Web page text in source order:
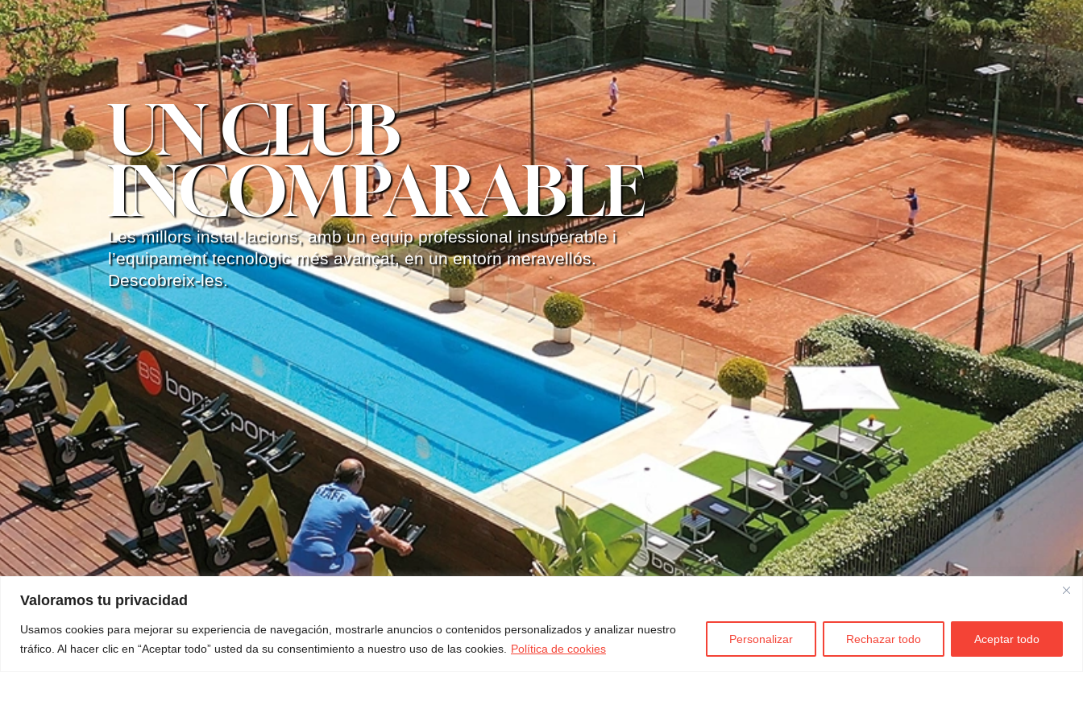
Valoramos tu privacidad
Usamos cookies para mejorar su experiencia de navegación, mostrarle anuncios o contenidos personalizados y analizar nuestro
tráfico. Al hacer clic en “Aceptar todo” usted da su consentimiento a nuestro uso de las cookies.
Política de cookies
Personalizar Rechazar todo Aceptar todo
UN CLUB
INCOMPARABLE
Les millors instal·lacions, amb un equip professional insuperable i
l’equipament tecnològic més avançat, en un entorn meravellós.
Descobreix-les.